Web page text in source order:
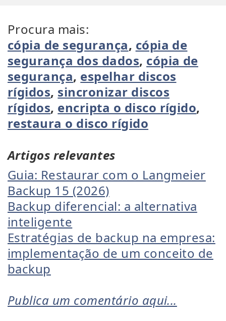
Procura mais:
cópia de segurança, cópia de
segurança dos dados, cópia de
segurança, espelhar discos
rígidos, sincronizar discos
rígidos, encripta o disco rígido,
restaura o disco rígido
Artigos relevantes
Guia: Restaurar com o Langmeier
Backup 15 (2026)
Backup diferencial: a alternativa
inteligente
Estratégias de backup na empresa:
implementação de um conceito de
backup
Publica um comentário aqui...